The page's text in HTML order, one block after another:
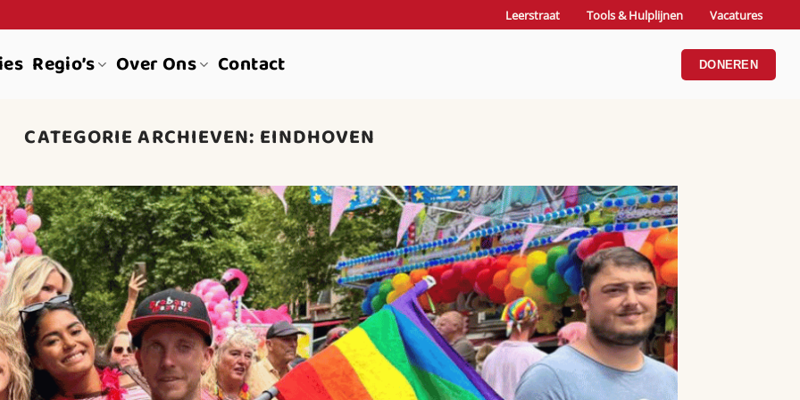
Leerstraat Tools & Hulplijnen Vacatures
Regio’s Over Ons Contact DONEREN
CATEGORIE ARCHIEVEN: EINDHOVEN